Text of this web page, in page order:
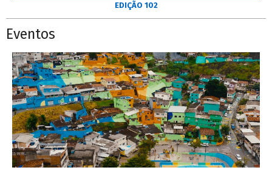
EDIÇÃO 102
Eventos